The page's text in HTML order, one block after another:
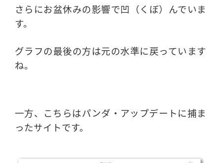
さらにお盆休みの影響で凹（くぼ）んでいま
す。
グラフの最後の方は元の水準に戻っています
ね。
一方、こちらはパンダ・アップデートに捕ま
ったサイトです。